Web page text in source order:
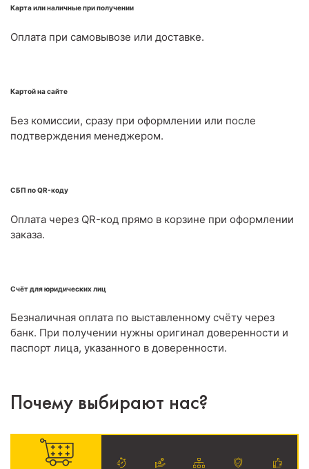
Карта или наличные при получении
Оплата при самовывозе или доставке.
Картой на сайте
Без комиссии, сразу при оформлении или после
подтверждения менеджером.
СБП по QR-коду
Оплата через QR-код прямо в корзине при оформлении
заказа.
Счёт для юридических лиц
Безналичная оплата по выставленному счёту через
банк. При получении нужны оригинал доверенности и
паспорт лица, указанного в доверенности.
Почему выбирают нас?